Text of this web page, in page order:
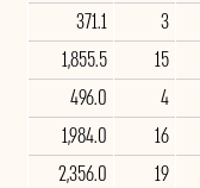
3
371.1
15
1,855.5
4
496.0
16
1,984.0
19
2,356.0